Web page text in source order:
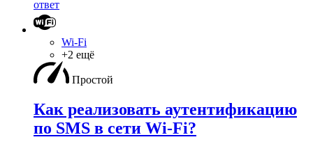
ответ
Wi-Fi
+2 ещё
Простой
Как реализовать аутентификацию
по SMS в сети Wi-Fi?